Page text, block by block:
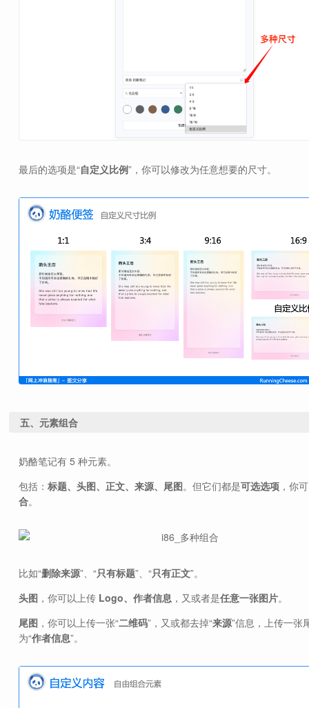
最后的选项是“自定义比例”，你可以修改为任意想要的尺寸。
五、元素组合
奶酪笔记有 5 种元素。
包括： 标题、头图、正文、来源、尾图。但它们都是可选选项 ，你
合。
比如“删除来源”、“只有标题”、“只有正文”。
头图 ，你可以上传 Logo、作者信息 ，又或者是任意一张图片。
尾图 ，你可以上传一张“二维码”，又或都去掉“来源”信息，上传一张
为“作者信息”。